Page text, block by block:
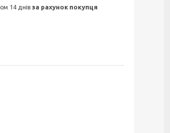
14 днівза рахунок покупця